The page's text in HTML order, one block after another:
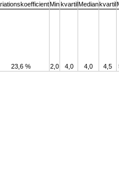
MinkvartilMediankvartil
23,6 % 2,0 4,0 4,0 4,5